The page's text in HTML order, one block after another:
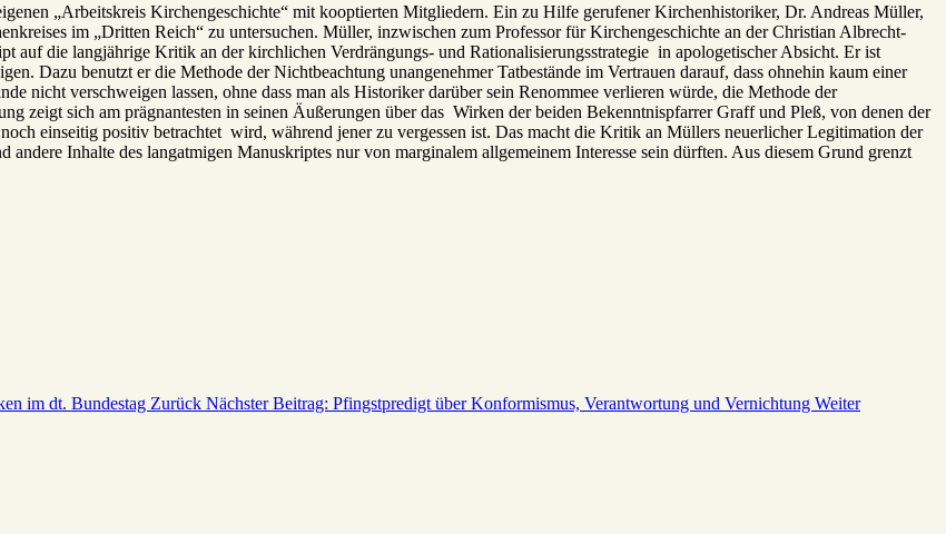
„Arbeitskreis Kirchengeschichte“ mit kooptierten Mitgliedern. Ein zu Hilfe gerufener Kirchenhistoriker, Dr. Andreas Müller,
im „Dritten Reich“ zu untersuchen. Müller, inzwischen zum Professor für Kirchengeschichte an der Christian Albrecht-
auf die langjährige Kritik an der kirchlichen Verdrängungs- und Rationalisierungsstrategie in apologetischer Absicht. Er ist
Dazu benutzt er die Methode der Nichtbeachtung unangenehmer Tatbestände im Vertrauen darauf, dass ohnehin kaum einer
nicht verschweigen lassen, ohne dass man als Historiker darüber sein Renommee verlieren würde, die Methode der
zeigt sich am prägnantesten in seinen Äußerungen über das Wirken der beiden Bekenntnispfarrer Graff und Pleß, von denen der
einseitig positiv betrachtet wird, während jener zu vergessen ist. Das macht die Kritik an Müllers neuerlicher Legitimation der
Inhalte des langatmigen Manuskriptes nur von marginalem allgemeinem Interesse sein dürften. Aus diesem Grund grenzt
im dt. Bundestag Zurück Nächster Beitrag: Pfingstpredigt über Konformismus, Verantwortung und Vernichtung Weiter